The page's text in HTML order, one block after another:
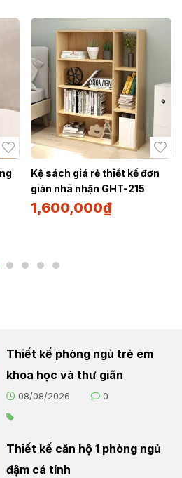
Kệ sách giá rẻ thiết kế đơn
giản nhã nhặn GHT-215
1,600,000₫
Thiết kế phòng ngủ trẻ em
khoa học và thư giãn
08/08/2026 0
Thiết kế căn hộ 1 phòng ngủ
đậm cá tính